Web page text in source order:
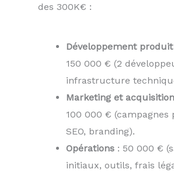
des 300K€ :
Développement produit
150 000 € (2
infrastructure
Marketing et
100 000 € (campagnes
SEO, branding).
Opérations : 50 000 €
initiaux, outils, frais